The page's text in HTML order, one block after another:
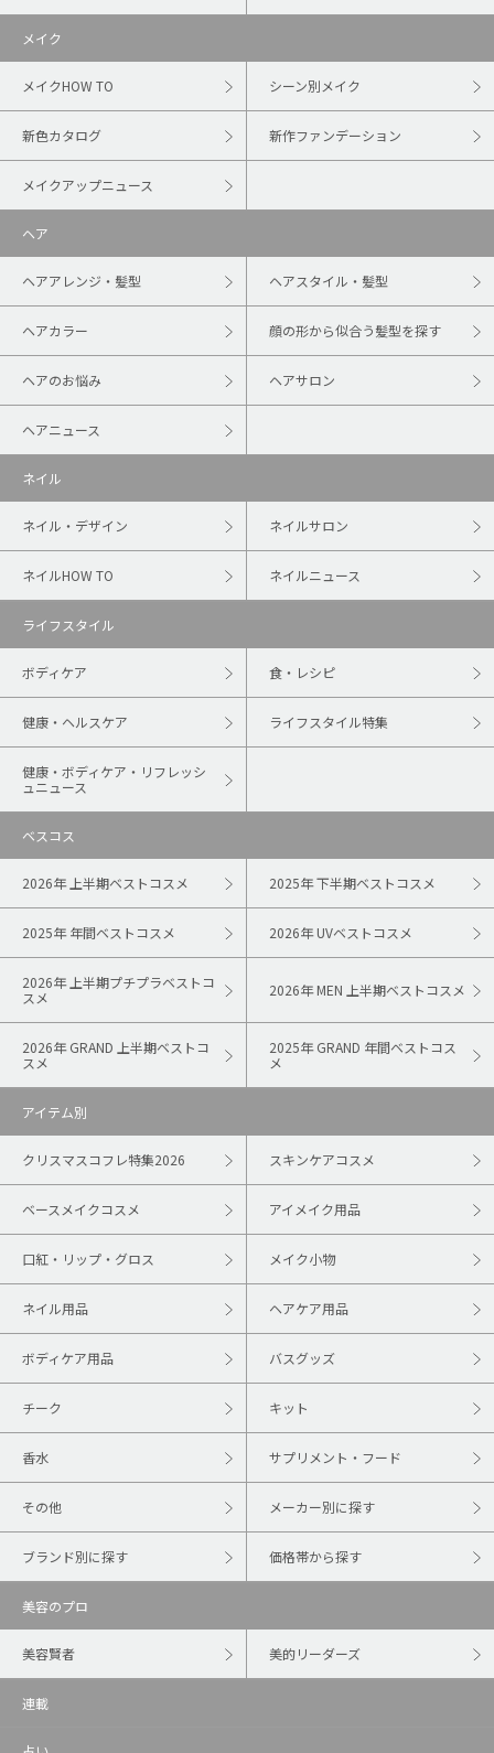
メイク
メイクHOW TO シーン別メイク
新色カタログ 新作ファンデーション
メイクアップニュース
ヘア
ヘアアレンジ・髪型 ヘアスタイル・髪型
ヘアカラー 顔の形から似合う髪型を探す
ヘアのお悩み ヘアサロン
ヘアニュース
ネイル
ネイル・デザイン ネイルサロン
ネイルHOW TO ネイルニュース
ライフスタイル
ボディケア 食・レシピ
健康・ヘルスケア ライフスタイル特集
健康・ボディケア・リフレッシ
ュニュース
ベスコス
2026年 上半期ベストコスメ 2025年 下半期ベストコスメ
2025年 年間ベストコスメ 2026年 UVベストコスメ
2026年 上半期プチプラベストコ
スメ
2026年 MEN 上半期ベストコスメ
2026年 GRAND 上半期ベストコ
スメ
2025年 GRAND 年間ベストコス
メ
アイテム別
クリスマスコフレ特集2026 スキンケアコスメ
ベースメイクコスメ アイメイク用品
口紅・リップ・グロス メイク小物
ネイル用品 ヘアケア用品
ボディケア用品 バスグッズ
チーク キット
香水 サプリメント・フード
その他 メーカー別に探す
ブランド別に探す 価格帯から探す
美容のプロ
美容賢者 美的リーダーズ
連載